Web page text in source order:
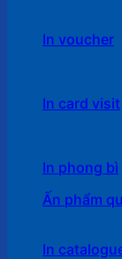
In voucher
In card visit
In phong bì
Ấn phẩm
In